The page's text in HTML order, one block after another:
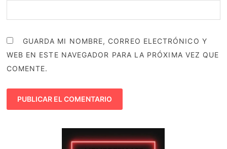
GUARDA MI NOMBRE, CORREO ELECTRÓNICO Y
WEB EN ESTE NAVEGADOR PARA LA PRÓXIMA VEZ QUE
COMENTE.